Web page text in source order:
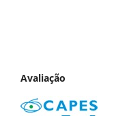
Avaliação